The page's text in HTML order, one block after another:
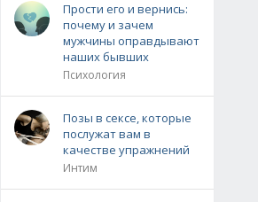
Прости его и вернись:
почему и зачем
мужчины оправдывают
наших бывших
Психология
Позы в сексе, которые
послужат вам в
качестве упражнений
Интим